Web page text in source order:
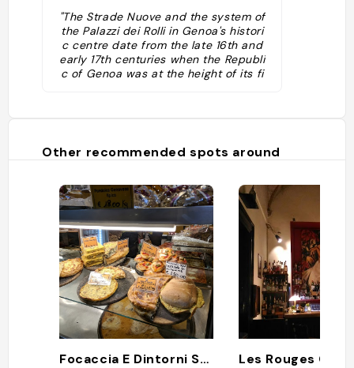
"The Strade Nuove and the system of
the Palazzi dei Rolli in Genoa's histori
c centre date from the late 16th and
early 17th centuries when the Republi
c of Genoa was at the height of its fi
ed to a particular system of ‘public l
eed by the Senate in 1576. The site in
cludes an ensemble of Renaissance
and Baroque palaces along the so-c
alled ‘new streets' (Strade Nuove). Th
e Palazzi dei Rolli offer an extraordina
ry variety of different solutions, achi
eving universal value in adapting to t
he particular characteristics of the si
te and to the requirements of a spec
ific social and economic organization.
They also offer an original example o
f a public network of private residen
ces designated to host state visits.
Other recommended spots around
Focaccia E Dintorni Sas Di Mignone Emilio